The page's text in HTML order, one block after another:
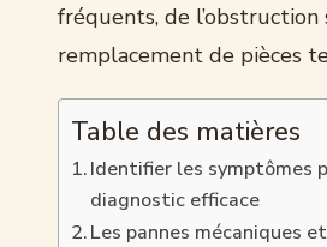
fréquents, de l’obstruction
remplacement de pièces
Table des matières
Identifier les symptômes
diagnostic efficace
Les pannes mécaniques